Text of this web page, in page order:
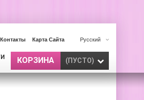
Русский
Контакты Карта Сайта
КОРЗИНА (ПУСТО)